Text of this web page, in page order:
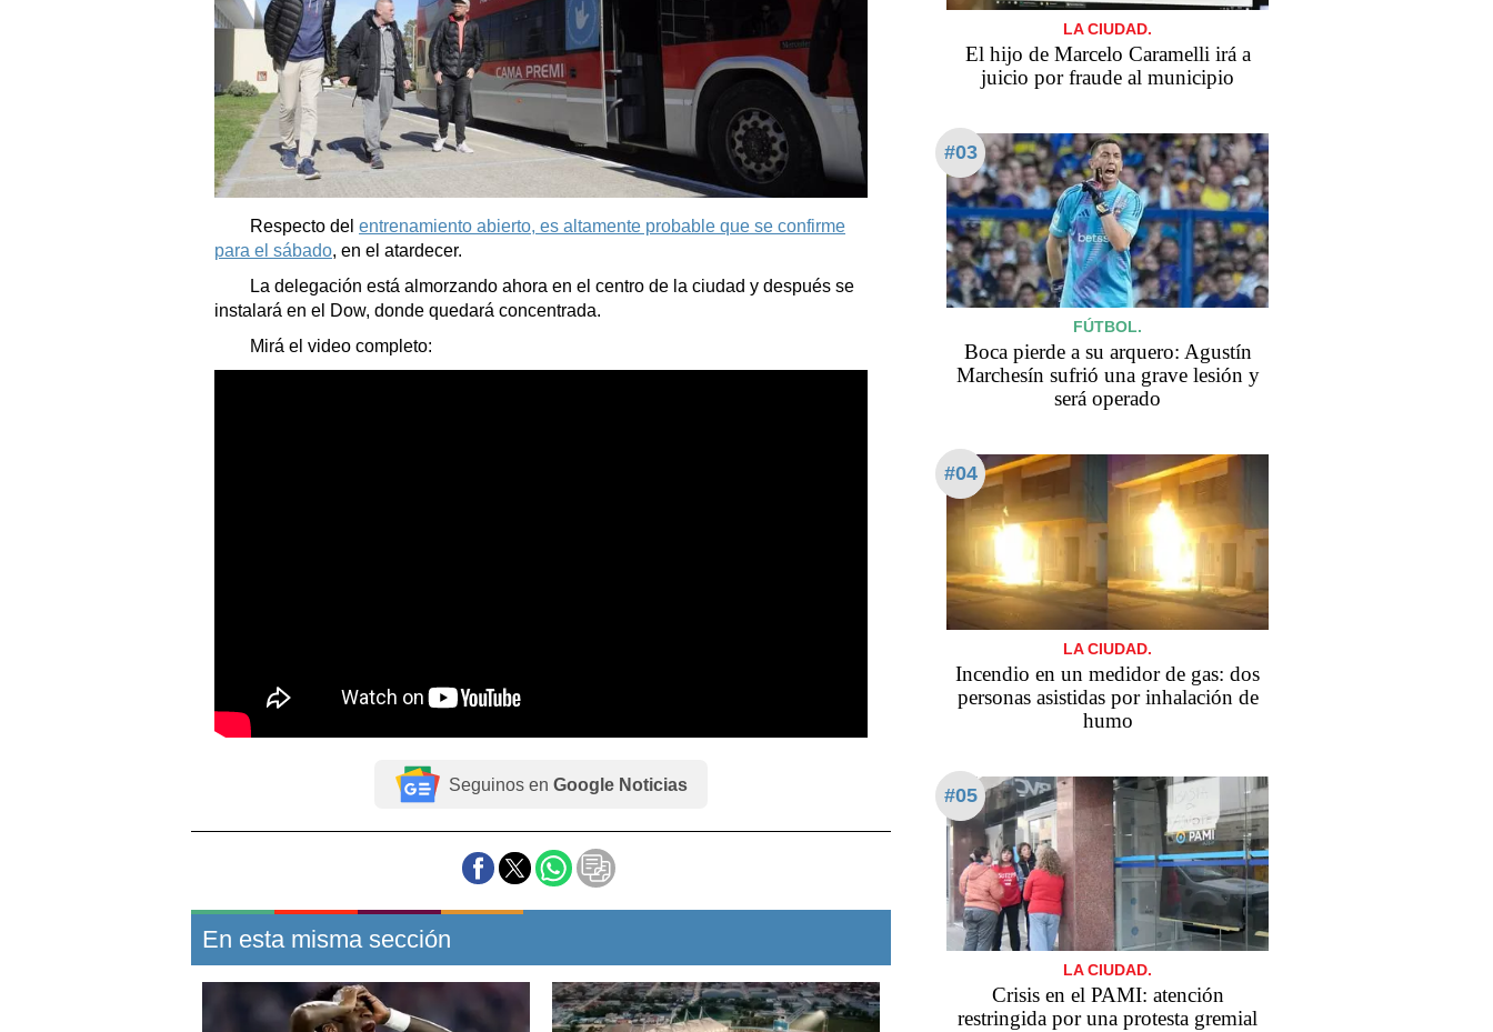
Respecto del entrenamiento abierto, es altamente probable que se confirme
para el sábado, en el atardecer.
La delegación está almorzando ahora en el centro de la ciudad y después se
instalará en el Dow, donde quedará concentrada.
Mirá el video completo:
Seguinos en Google Noticias
En esta misma sección
LA CIUDAD.
​​​​​El hijo de Marcelo Caramelli irá a
juicio por fraude al municipio
#03
FÚTBOL.
Boca pierde a su arquero: Agustín
Marchesín sufrió una grave lesión y
será operado
#04
LA CIUDAD.
Incendio en un medidor de gas: dos
personas asistidas por inhalación de
humo
#05
LA CIUDAD.
Crisis en el PAMI: atención
restringida por una protesta gremial